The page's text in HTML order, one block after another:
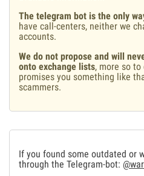
The telegram bot is the only
have call-centers, neither we
accounts.
We do not propose and will
onto exchange lists, more so
promises you something like
scammers.
If you found some outdated or
through the Telegram-bot: